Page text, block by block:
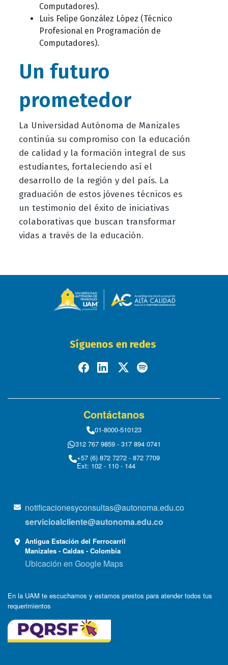
Computadores).
Luis Felipe González López (Técnico
Profesional en Programación de
Computadores).
Un futuro
prometedor
La Universidad Autónoma de Manizales
continúa su compromiso con la educación
de calidad y la formación integral de sus
estudiantes, fortaleciendo así el
desarrollo de la región y del país. La
graduación de estos jóvenes técnicos es
un testimonio del éxito de iniciativas
colaborativas que buscan transformar
vidas a través de la educación.
Síguenos en redes
Contáctanos
01-8000-510123
312 767 9859 - 317 894 0741
+57 (6) 872 7272 - 872 7709
Ext: 102 - 110 - 144
notificacionesyconsultas@autonoma.edu.co
servicioalcliente@autonoma.edu.co
Antigua Estación del Ferrocarril
Manizales - Caldas - Colombia
Ubicación en Google Maps
En la UAM te escuchamos y estamos prestos para atender todos tus
requerimientos